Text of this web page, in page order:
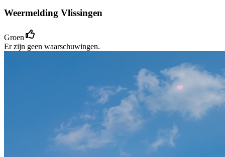
Weermelding Vlissingen
Groen
Er zijn geen waarschuwingen.